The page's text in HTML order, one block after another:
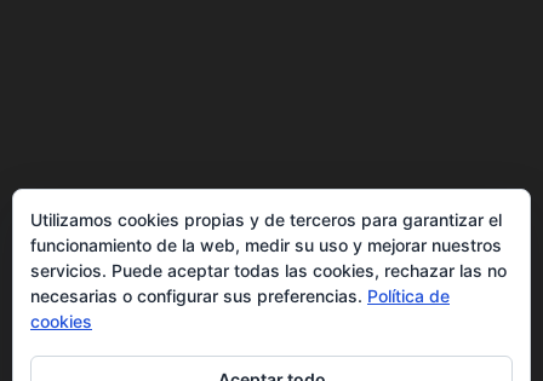
Más información sobre las cookies
Inicio
Política de privacidad
Utilizamos cookies propias y de terceros para garantizar el
funcionamiento de la web, medir su uso y mejorar nuestros
servicios. Puede aceptar todas las cookies, rechazar las no
necesarias o configurar sus preferencias. Política de
cookies